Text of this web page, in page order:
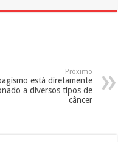
Próximo
está diretamente
a diversos tipos de
câncer